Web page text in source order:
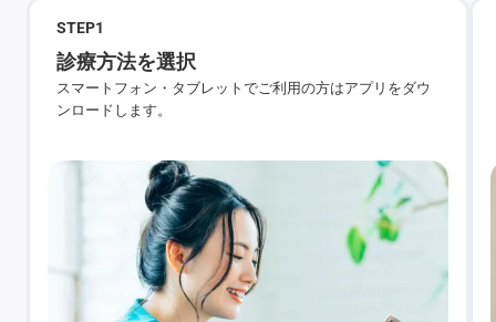
STEP1
診療方法を選択
スマートフォン・タブレットでご利用の方はアプリをダウ
ンロードします。